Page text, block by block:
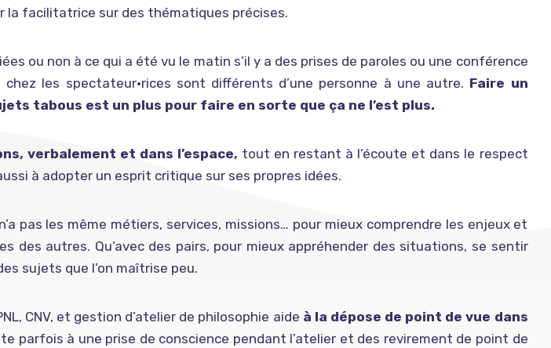
la facilitatrice sur des thématiques précises.
ou non à ce qui a été vu le matin s’il y a des prises de paroles ou une conférence
les spectateur•rices sont différents d’une personne à une autre. Faire un
tabous est un plus pour faire en sorte que ça ne l’est plus.
verbalement et dans l’espace, tout en restant à l’écoute et dans le respect
à adopter un esprit critique sur ses propres idées.
pas les même métiers, services, missions… pour mieux comprendre les enjeux et
des autres. Qu’avec des pairs, pour mieux appréhender des situations, se sentir
sujets que l’on maîtrise peu.
CNV, et gestion d’atelier de philosophie aide à la dépose de point de vue dans
parfois à une prise de conscience pendant l’atelier et des revirement de point de